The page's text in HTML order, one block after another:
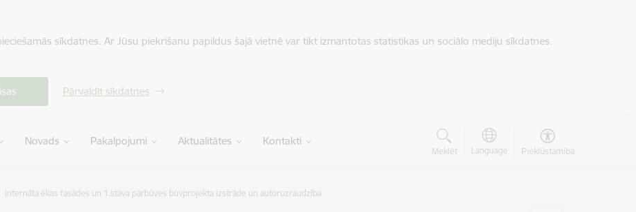
sīkdatnes. Ar Jūsu piekrišanu papildus šajā vietnē var tikt izmantotas statistikas un sociālo mediju sīkdatnes.
Pārvaldīt sīkdatnes
Novads Pakalpojumi Aktualitātes Kontakti
Meklēt Language Piekļūstamība
Internāta ēkas fasādes un 1.stāva pārbūves būvprojekta izstrāde un autoruzraudzība